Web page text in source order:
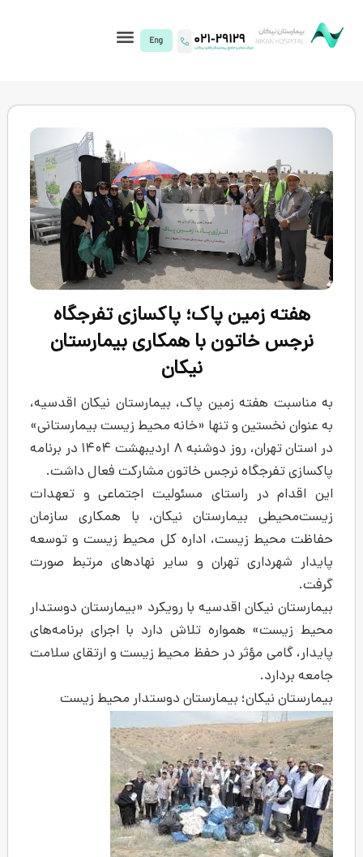
پاک؛ پاکسازی تفرجگاه
با همکاری بیمارستان
زمین پاک، بیمارستان نیکان اقدسیه،
و تنها «خانه محیط زیست بیمارستانی»
در استان تهران، روز دوشنبه ۸ اردیبهشت ۱۴۰۴ در برنامه
نرجس خاتون مشارکت فعال داشت.
راستای مسئولیت اجتماعی و تعهدات
نیکان، با همکاری سازمان
اداره کل محیط زیست و توسعه
تهران و سایر نهادهای مرتبط صورت
اقدسیه با رویکرد «بیمارستان دوستدار
تلاش دارد با اجرای برنامه‌های
در حفظ محیط زیست و ارتقای سلامت
بیمارستان دوستدار محیط زیست